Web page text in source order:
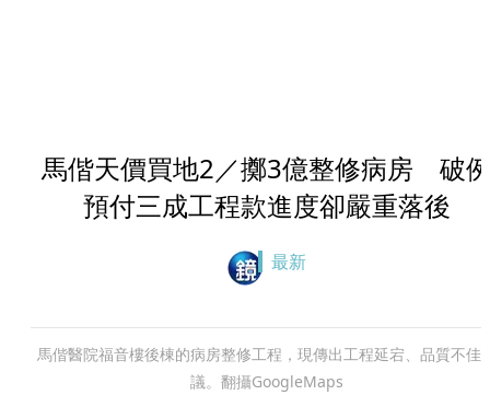
馬偕天價買地2／擲3億整修病房 破
預付三成工程款進度卻嚴重落後
最新
馬偕醫院福音樓後棟的病房整修工程，現傳出工程延宕、品質不佳
議。翻攝GoogleMaps